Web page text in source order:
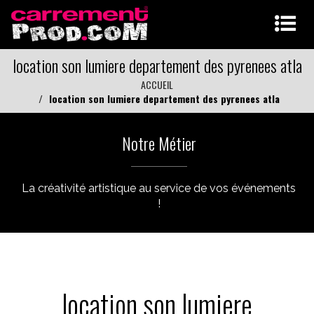
location son lumiere departement des pyrenees atla
ACCUEIL
location son lumiere departement des pyrenees atla
Notre Métier
La créativité artistique au service de vos événements
!
location son lumiere